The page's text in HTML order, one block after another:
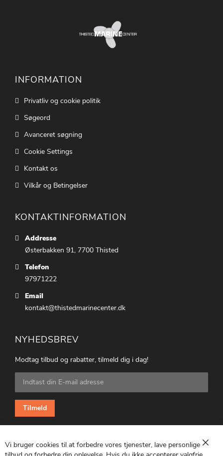
INFORMATION
Privatliv og cookie politik
Søgeord
Avanceret søgning
Cookie Settings
Kontakt os
Vilkår og Betingelser
KONTAKTINFORMATION
Addresse
Østerbakken 91, 7700 Thisted
Telefon
97971222
Email
kontakt@thistedmarinecenter.dk
NYHEDSBREV
Modtag tilbud og rabatter, tilmeld dig i dag!
Tilmeld
dig
vores
nyhedsbrev:
Tilmeld
Luk
Vi bruger cookies til at forbedre vores tjenester, lave personlige